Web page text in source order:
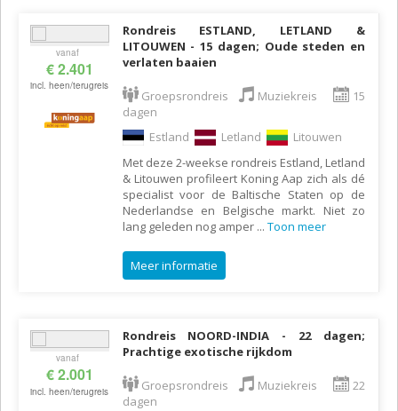
vanaf
€ 2.401
incl. heen/terugreis
Rondreis ESTLAND, LETLAND &
LITOUWEN - 15 dagen; Oude steden en
verlaten baaien
Groepsrondreis Muziekreis
15
dagen
Estland
Letland
Litouwen
Met deze 2-weekse rondreis Estland, Letland
& Litouwen profileert Koning Aap zich als dé
specialist voor de Baltische Staten op de
Nederlandse en Belgische markt. Niet zo
lang geleden nog amper ... Toon meer
Meer informatie
vanaf
€ 2.001
incl. heen/terugreis
Rondreis NOORD-INDIA - 22 dagen;
Prachtige exotische rijkdom
Groepsrondreis Muziekreis
22
dagen